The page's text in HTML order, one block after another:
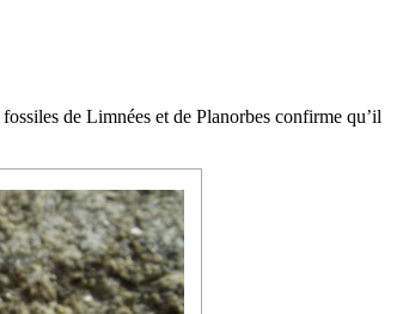
fossiles de Limnées et de Planorbes confirme qu’il